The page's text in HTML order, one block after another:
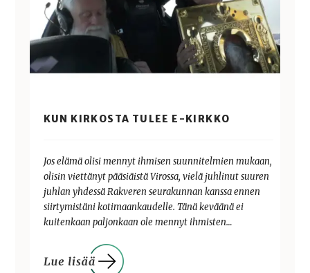
KUN KIRKOSTA TULEE E-KIRKKO
Jos elämä olisi mennyt ihmisen suunnitelmien mukaan,
olisin viettänyt pääsiäistä Virossa, vielä juhlinut suuren
juhlan yhdessä Rakveren seurakunnan kanssa ennen
siirtymistäni kotimaankaudelle. Tänä keväänä ei
kuitenkaan paljonkaan ole mennyt ihmisten…